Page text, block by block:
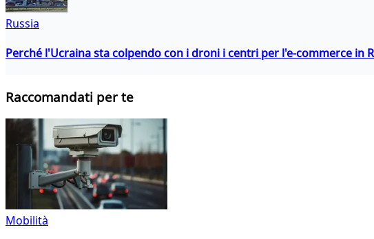
Russia
Perché l'Ucraina sta colpendo con i droni i centri per l'e-commerce in
Raccomandati per te
Mobilità